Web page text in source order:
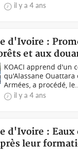
il y a 4 ans
d'Ivoire :
et aux
KOACI apprend d'un
qu'Alassane
Armées, a procédé,
il y a 4 ans
d'Ivoire : Eaux
leur